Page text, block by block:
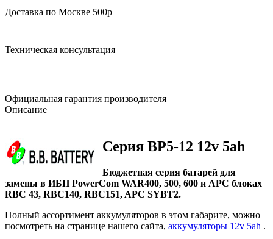
Доставка по Москве 500р
Техническая консультация
Официальная гарантия производителя
Описание
Серия BP5-12 12v 5ah
Бюджетная серия батарей для
замены в ИБП PowerCom WAR400, 500, 600 и APC блоках
RBC 43, RBC140, RBC151, APC SYBT2.
Полный ассортимент аккумуляторов в этом габарите, можно
посмотреть на странице нашего сайта, аккумуляторы 12v 5ah .